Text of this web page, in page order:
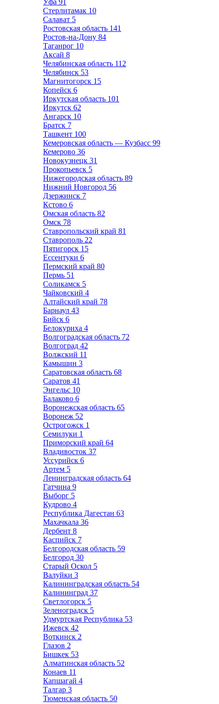
Уфа 91
Стерлитамак 10
Салават 5
Ростовская область 141
Ростов-на-Дону 84
Таганрог 10
Аксай 8
Челябинская область 112
Челябинск 53
Магнитогорск 15
Копейск 6
Иркутская область 101
Иркутск 62
Ангарск 10
Братск 7
Ташкент 100
Кемеровская область — Кузбасс 99
Кемерово 36
Новокузнецк 31
Прокопьевск 5
Нижегородская область 89
Нижний Новгород 56
Дзержинск 7
Кстово 6
Омская область 82
Омск 78
Ставропольский край 81
Ставрополь 22
Пятигорск 15
Ессентуки 6
Пермский край 80
Пермь 51
Соликамск 5
Чайковский 4
Алтайский край 78
Барнаул 43
Бийск 6
Белокуриха 4
Волгоградская область 72
Волгоград 42
Волжский 11
Камышин 3
Саратовская область 68
Саратов 41
Энгельс 10
Балаково 6
Воронежская область 65
Воронеж 52
Острогожск 1
Семилуки 1
Приморский край 64
Владивосток 37
Уссурийск 6
Артем 5
Ленинградская область 64
Гатчина 9
Выборг 5
Кудрово 4
Республика Дагестан 63
Махачкала 36
Дербент 8
Каспийск 7
Белгородская область 59
Белгород 30
Старый Оскол 5
Валуйки 3
Калининградская область 54
Калининград 37
Светлогорск 5
Зеленоградск 5
Удмуртская Республика 53
Ижевск 42
Воткинск 2
Глазов 2
Бишкек 53
Алматинская область 52
Конаев 11
Капшагай 4
Талгар 3
Тюменская область 50